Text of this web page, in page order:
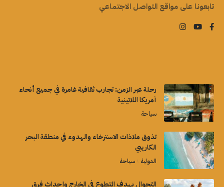
تابعونا على مواقع التواصل الاجتماعي
رحلة عبر الزمن: تجارب ثقافية غامرة في جميع أنحاء
أمريكا اللاتينية
سياحة
تذوق ملاذات الاسترخاء والهدوء في منطقة البحر
الكاريبي
الدولية سياحة
التجوال بهدف التطوع في الخارج وإحداث فرق